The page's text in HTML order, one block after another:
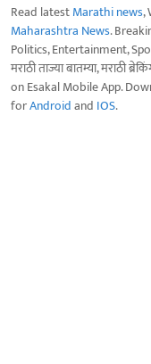
Read latestMarathi news,
Maharashtra News.
Politics, Entertainment,
मराठी ताज्या बातम्या, मराठी
on Esakal Mobile App.
forAndroidand IOS.